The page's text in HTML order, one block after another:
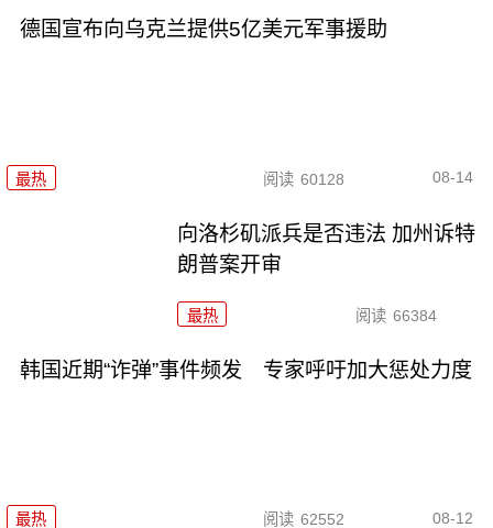
德国宣布向乌克兰提供5亿美元军事援助
最热 阅读 60128 08-14
向洛杉矶派兵是否违法 加州诉特
朗普案开审
最热 阅读 66384
韩国近期“诈弹”事件频发 专家呼吁加大惩处力度
最热 阅读 62552 08-12